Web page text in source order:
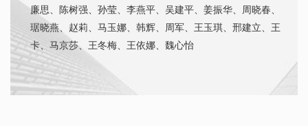
廉思、 陈树强、孙莹、李燕平、吴建平、姜振华、 周晓春、
琚晓燕、 赵莉、马玉娜、韩辉、 周军、 王玉琪、邢建立、 王
卡、马京莎、王冬梅、 王依娜、魏心怡